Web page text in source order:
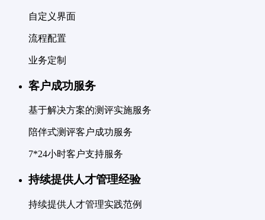
自定义界面
流程配置
业务定制
客户成功服务
基于解决方案的测评实施服务
陪伴式测评客户成功服务
7*24小时客户支持服务
持续提供人才管理经验
持续提供人才管理实践范例